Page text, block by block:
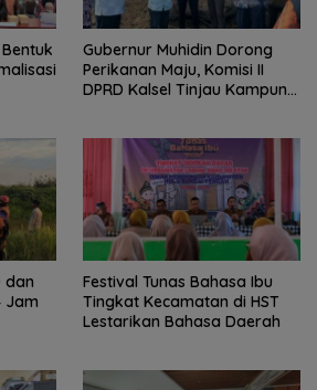
Gubernur Muhidin Dorong
Perikanan Maju, Komisi II
DPRD Kalsel Tinjau Kampung
dan
Jam
Festival Tunas Bahasa Ibu
Tingkat Kecamatan di HST
Lestarikan Bahasa Daerah